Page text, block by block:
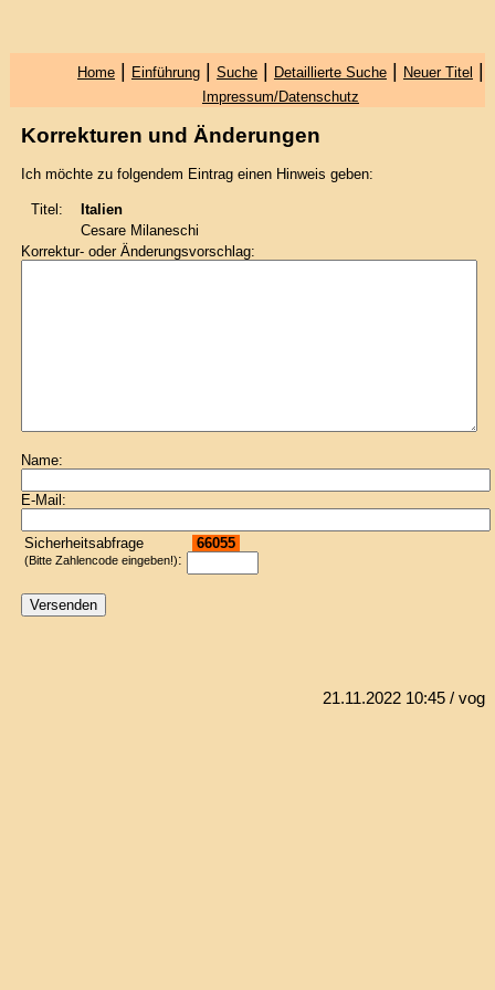
Home| Einführung| Suche| Detaillierte Suche| Neuer Titel |
Impressum/Datenschutz
Korrekturen und Änderungen
Ich möchte zu folgendem Eintrag einen Hinweis geben:
Titel:
Italien
Cesare Milaneschi
Korrektur- oder Änderungsvorschlag:
Name:
E-Mail:
Sicherheitsabfrage
(Bitte Zahlencode eingeben!):
66055
21.11.2022 10:45 / vog